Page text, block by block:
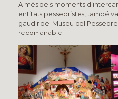
A més dels moments
entitats pessebristes, també
gaudir del Museu del
recomanable.